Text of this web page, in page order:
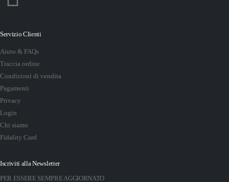
Servizio Clienti
Aiuto & FAQs
Traccia ordine
Condizioni di vendita
Pagamenti
Privacy
Login
Chi siamo
Fidality Card
Iscriviti alla Newsletter
PER ESSERE SEMPRE AGGIORNATO